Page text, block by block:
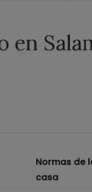
Normas de
casa